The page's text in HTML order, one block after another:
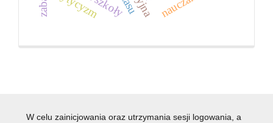
W celu zainicjowania oraz utrzymania sesji logowania, a